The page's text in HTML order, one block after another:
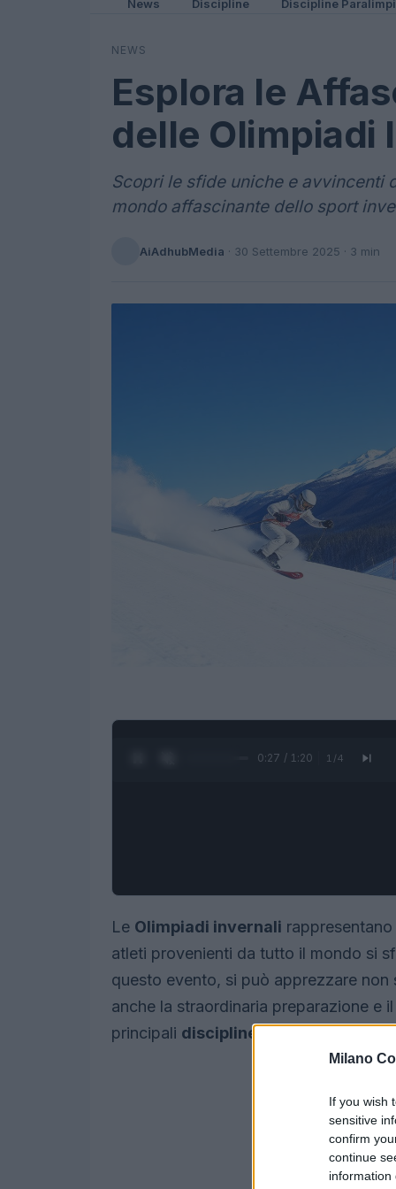
Milano
If you wish
sensitive
confirm
continue
information
News Discipline Discipline
NEWS
Esplora le
delle Olimpiadi
Scopri le sfide uniche e avvincenti
mondo affascinante dello sport
AiAdhubMedia · 30 Settembre 2025 · 3 min
0:28 / 1:20 1 /4
Le Olimpiadi invernali
atleti provenienti da tutto il mondo si
questo evento, si può apprezzare
anche la straordinaria preparazione e
principali discipline delle Olimpiadi